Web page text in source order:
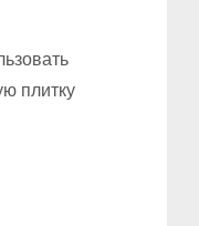
плитку